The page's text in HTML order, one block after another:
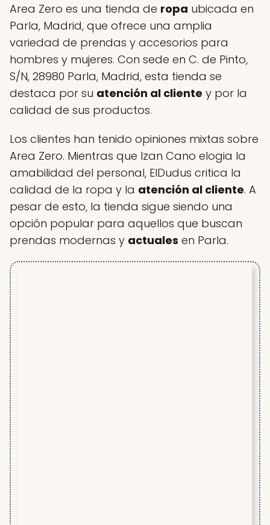
Area Zero es una tienda de ropa ubicada en
Parla, Madrid, que ofrece una amplia
variedad de prendas y accesorios para
hombres y mujeres. Con sede en C. de Pinto,
S/N, 28980 Parla, Madrid, esta tienda se
destaca por su atención al cliente y por la
calidad de sus productos.
Los clientes han tenido opiniones mixtas sobre
Area Zero. Mientras que Izan Cano elogia la
amabilidad del personal, ElDudus critica la
calidad de la ropa y la atención al cliente. A
pesar de esto, la tienda sigue siendo una
opción popular para aquellos que buscan
prendas modernas y actuales en Parla.